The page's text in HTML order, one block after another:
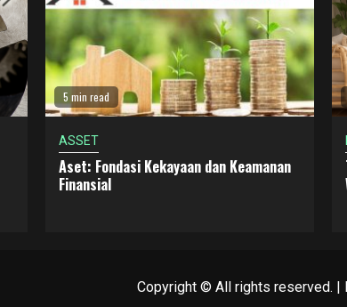
5 min read
ASSET
Aset: Fondasi Kekayaan dan Keamanan
Finansial
Copyright © All rights reserved. |